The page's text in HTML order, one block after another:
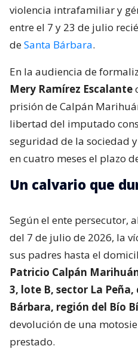
violencia intrafamiliar y
entre el 7 y 23 de julio
deSanta Bárbara.
En la audiencia de
Mery Ramírez Escalante
prisión de Calpán
libertad del imputado
seguridad de la sociedad
en cuatro meses el plazo
Un calvario que
Según el ente persecutor,
del 7 de julio de 2026, la
sus padres hasta el
Patricio Calpán
3, lote B, sector La
Bárbara, región del Bío
devolución de una
prestado.